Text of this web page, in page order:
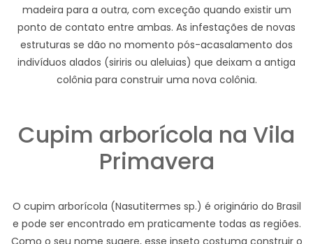
madeira para a outra, com exceção quando existir um
ponto de contato entre ambas. As infestações de novas
estruturas se dão no momento pós-acasalamento dos
indivíduos alados (siriris ou aleluias) que deixam a antiga
colônia para construir uma nova colônia.
Cupim arborícola na Vila
Primavera
O cupim arborícola (Nasutitermes sp.) é originário do Brasil
e pode ser encontrado em praticamente todas as regiões.
Como o seu nome sugere, esse inseto costuma construir o